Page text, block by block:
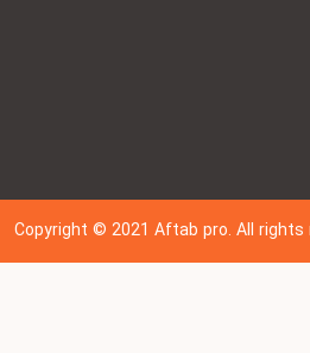
Copyright © 202 1Aftab pro. All